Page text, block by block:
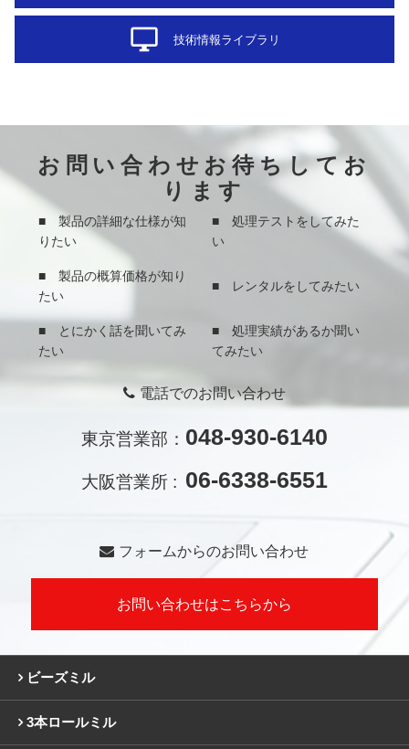
desktop_windows 技術情報ライブラリ
お問い合わせお待ちしてお
ります
■ 製品の詳細な仕様が知
りたい
■ 処理テストをしてみた
い
■ 製品の概算価格が知り
たい
■ レンタルをしてみたい
■ とにかく話を聞いてみ
たい
■ 処理実績があるか聞い
てみたい
電話でのお問い合わせ
東京営業部： 048-930-6140
大阪営業所 : 06-6338-6551
フォームからのお問い合わせ
お問い合わせはこちらから
ビーズミル
3本ロールミル